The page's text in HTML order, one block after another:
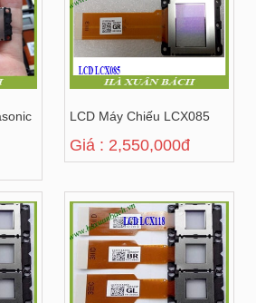
LCD Máy Chiếu LCX085
Giá : 2,550,000đ